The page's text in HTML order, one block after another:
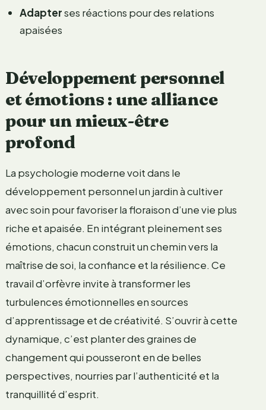
Adapterses réactions pour des relations
apaisées
Développement personnel
et émotions : une alliance
pour un mieux-être
profond
La psychologie moderne voit dans le
développement personnel un jardin à cultiver
avec soin pour favoriser la floraison d’une vie plus
riche et apaisée. En intégrant pleinement ses
émotions, chacun construit un chemin vers la
maîtrise de soi, la confiance et la résilience. Ce
travail d’orfèvre invite à transformer les
turbulences émotionnelles en sources
d’apprentissage et de créativité. S’ouvrir à cette
dynamique, c’est planter des graines de
changement qui pousseront en de belles
perspectives, nourries par l’authenticité et la
tranquillité d’esprit.